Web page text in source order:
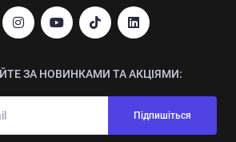
ЗА НОВИНКАМИ ТА АКЦІЯМИ:
Підпишіться